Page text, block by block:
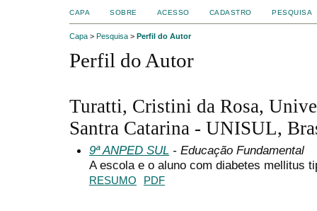
CAPA SOBRE ACESSO CADASTRO PESQUISA
Capa > Pesquisa > Perfil do Autor
Perfil do Autor
Turatti, Cristini da Rosa,
Santra Catarina - UNISUL,
9ª ANPED SUL - Educação Fundamental
A escola e o aluno com diabetes mellitus
RESUMO PDF